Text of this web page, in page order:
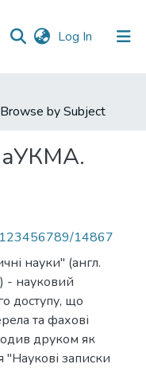
Log In (current)
Browse by Subject
123456789/14867
науки" (англ.
- науковий
доступу, що
та фахові
друком як
"Наукові записки